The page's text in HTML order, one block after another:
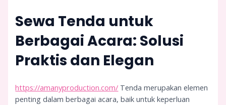
Sewa Tenda untuk
Berbagai Acara: Solusi
Praktis dan Elegan
https://amanyproduction.com/ Tenda merupakan elemen
penting dalam berbagai acara, baik untuk keperluan